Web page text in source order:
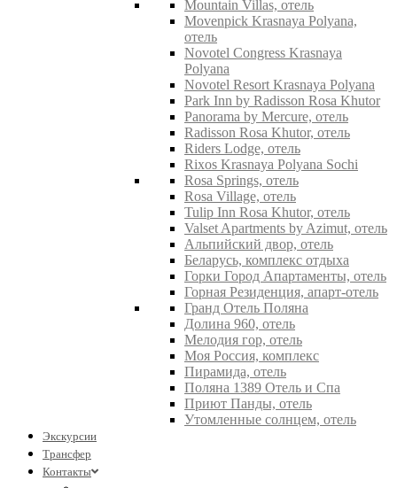
Mountain Villas, отель
Movenpick Krasnaya Polyana,
отель
Novotel Congress Krasnaya
Polyana
Novotel Resort Krasnaya Polyana
Park Inn by Radisson Rosa Khutor
Panorama by Mercure, отель
Radisson Rosa Khutor, отель
Riders Lodge, отель
Rixos Krasnaya Polyana Sochi
Rosa Springs, отель
Rosa Village, отель
Tulip Inn Rosa Khutor, отель
Valset Apartments by Azimut, отель
Альпийский двор, отель
Беларусь, комплекс отдыха
Горки Город Апартаменты, отель
Горная Резиденция, апарт-отель
Гранд Отель Поляна
Долина 960, отель
Мелодия гор, отель
Моя Россия, комплекс
Пирамида, отель
Поляна 1389 Отель и Спа
Приют Панды, отель
Утомленные солнцем, отель
Экскурсии
Трансфер
Контакты